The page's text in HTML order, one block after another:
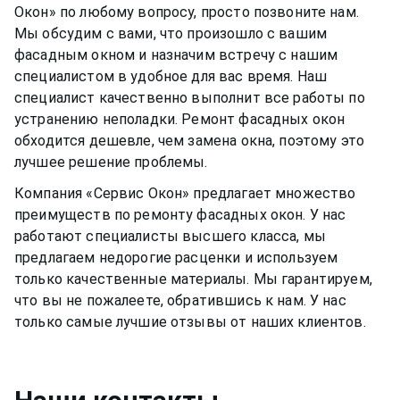
Окон» по любому вопросу, просто позвоните нам.
Мы обсудим с вами, что произошло с вашим
фасадным окном и назначим встречу с нашим
специалистом в удобное для вас время. Наш
специалист качественно выполнит все работы по
устранению неполадки. Ремонтфасадных окон
обходится дешевле, чем замена окна, поэтому это
лучшее решение проблемы.
Компания «Сервис Окон» предлагает множество
преимуществ по ремонту фасадных окон. У нас
работают специалисты высшего класса, мы
предлагаем недорогие расценки и используем
только качественные материалы. Мы гарантируем,
что вы не пожалеете, обратившись к нам. У нас
только самые лучшие отзывы от наших клиентов.